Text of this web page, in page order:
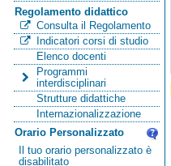
Regolamento didattico
Consulta il Regolamento
Indicatori corsi di studio
Elenco docenti
Programmi
interdisciplinari
Strutture didattiche
Internazionalizzazione
Orario Personalizzato
Il tuo orario personalizzato è
disabilitato